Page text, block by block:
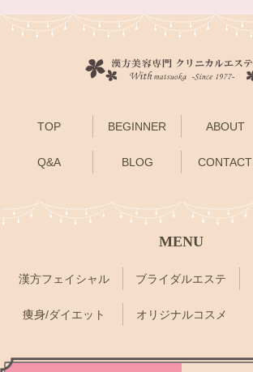
TOP BEGINNER ABOUT
Q&A BLOG CONTACT
MENU
漢方フェイシャル ブライダルエステ
痩身/ダイエット オリジナルコスメ